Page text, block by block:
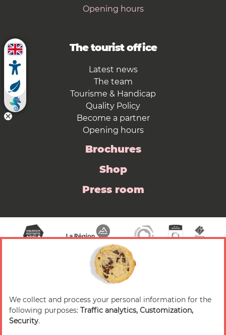
Opening hours
The tourist office
Latest news
The team
Tourisme & Handicap
Quality Policy
Become a partner
Opening hours
Brochures
Shop
Press room
© 2026 Valence Romans Tourisme — All rights
reserved
We collect and process your personal information for the
following purposes: Traffic analytics, Customization,
Security.